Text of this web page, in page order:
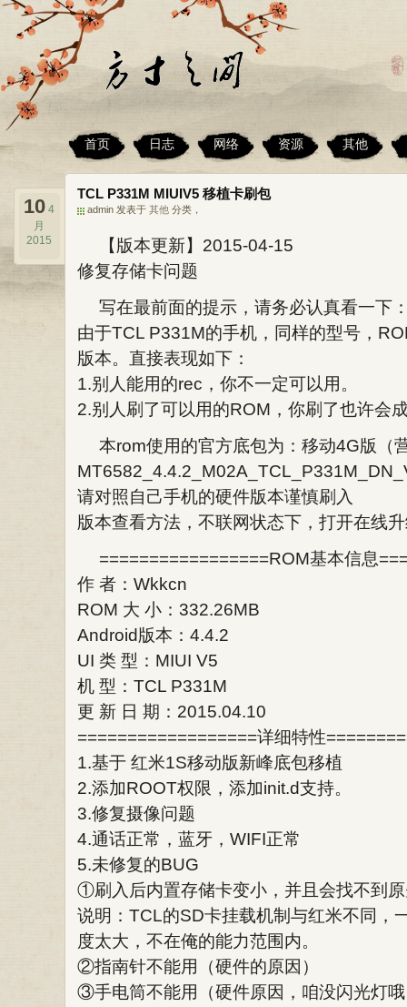
首页 日志 网络 资源 其他
TCL P331M MIUIV5 移植卡刷包
admin 发表于 其他 分类，
10 4
月
2015
【版本更新】2015-04-15
修复存储卡问题
写在最前面的提示，请务必认真看一下
由于TCL P331M的手机，同样的型号，
版本。直接表现如下：
1.别人能用的rec，你不一定可以用。
2.别人刷了可以用的ROM，你刷了也许会
本rom使用的官方底包为：移动4G版（
请对照自己手机的硬件版本谨慎刷入
版本查看方法，不联网状态下，打开在线
=================ROM基本信息
作 者：Wkkcn
ROM 大 小：332.26MB
Android版本：4.4.2
UI 类 型：MIUI V5
机 型：TCL P331M
更 新 日 期：2015.04.10
==================详细特性
1.基于 红米1S移动版新峰底包移植
2.添加ROOT权限，添加init.d支持。
3.修复摄像问题
4.通话正常，蓝牙，WIFI正常
5.未修复的BUG
①刷入后内置存储卡变小，并且会找不到
说明：TCL的SD卡挂载机制与红米不同，
度太大，不在俺的能力范围内。
②指南针不能用（硬件的原因）
③手电筒不能用（硬件原因，咱没闪光灯